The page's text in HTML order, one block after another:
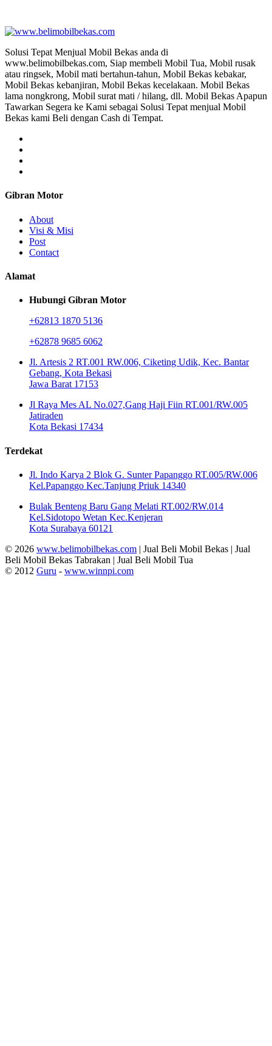
Solusi Tepat Menjual Mobil Bekas anda di
www.belimobilbekas.com, Siap membeli Mobil Tua, Mobil rusak
atau ringsek, Mobil mati bertahun-tahun, Mobil Bekas kebakar,
Mobil Bekas kebanjiran, Mobil Bekas kecelakaan. Mobil Bekas
lama nongkrong, Mobil surat mati / hilang, dll. Mobil Bekas Apapun
Tawarkan Segera ke Kami sebagai Solusi Tepat menjual Mobil
Bekas kami Beli dengan Cash di Tempat.
Gibran Motor
About
Visi & Misi
Post
Contact
Alamat
Hubungi Gibran Motor
+62813 1870 5136
+62878 9685 6062
Jl. Artesis 2 RT.001 RW.006, Ciketing Udik, Kec. Bantar
Gebang, Kota Bekasi
Jawa Barat 17153
Jl Raya Mes AL No.027,Gang Haji Fiin RT.001/RW.005
Jatiraden
Kota Bekasi 17434
Terdekat
Jl. Indo Karya 2 Blok G. Sunter Papanggo RT.005/RW.006
Kel.Papanggo Kec.Tanjung Priuk 14340
Bulak Benteng Baru Gang Melati RT.002/RW.014
Kel.Sidotopo Wetan Kec.Kenjeran
Kota Surabaya 60121
© 2026 www.belimobilbekas.com | Jual Beli Mobil Bekas | Jual
Beli Mobil Bekas Tabrakan | Jual Beli Mobil Tua
© 2012 Guru - www.winnpi.com